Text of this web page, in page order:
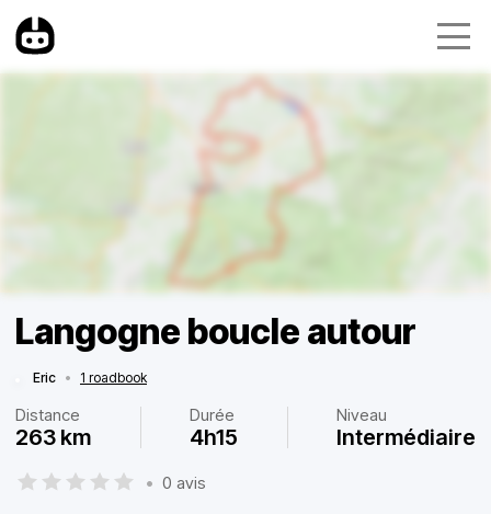
Langogne boucle autour
Eric • 1 roadbook
Distance
263 km
Durée
4h15
Niveau
Intermédiaire
• 0 avis